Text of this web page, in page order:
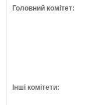
Головний комітет:
Інші комітети: